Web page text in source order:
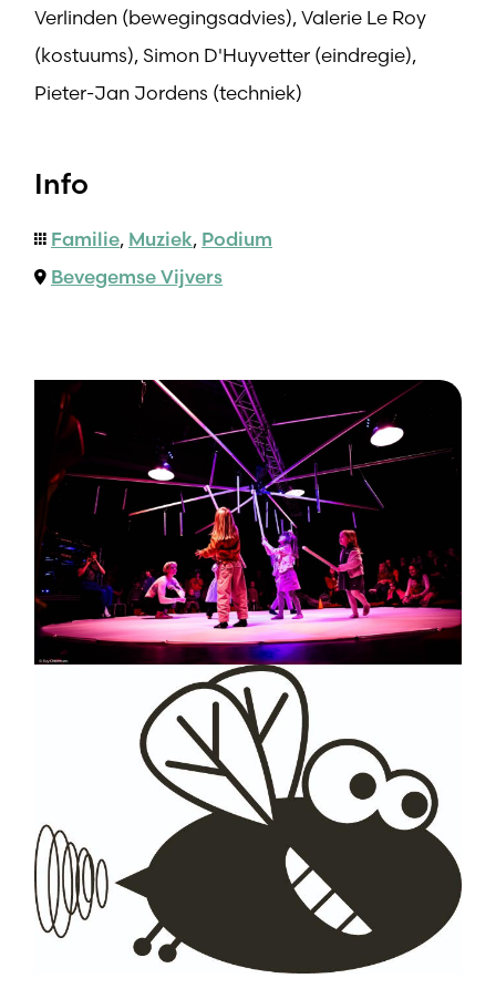
Verlinden (bewegingsadvies), Valerie Le Roy
(kostuums), Simon D'Huyvetter (eindregie),
Pieter-Jan Jordens (techniek)
Info
Familie, Muziek, Podium
Bevegemse Vijvers